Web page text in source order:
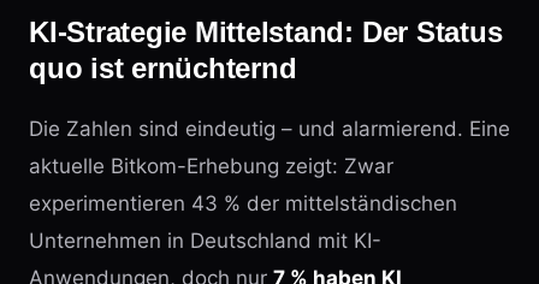
KI-Strategie Mittelstand: Der Status
quo ist ernüchternd
Die Zahlen sind eindeutig – und alarmierend. Eine
aktuelle Bitkom-Erhebung zeigt: Zwar
experimentieren 43 % der mittelständischen
Unternehmen in Deutschland mit KI-
Anwendungen, doch nur 7 % haben KI